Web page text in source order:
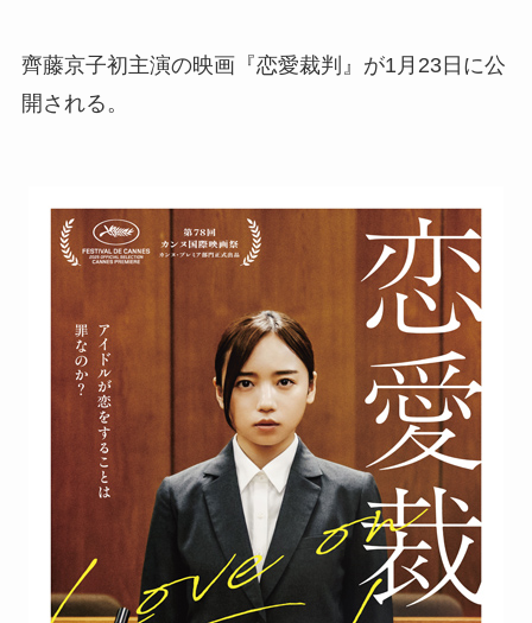
齊藤京子初主演の映画『恋愛裁判』が1月23日に公
開される。